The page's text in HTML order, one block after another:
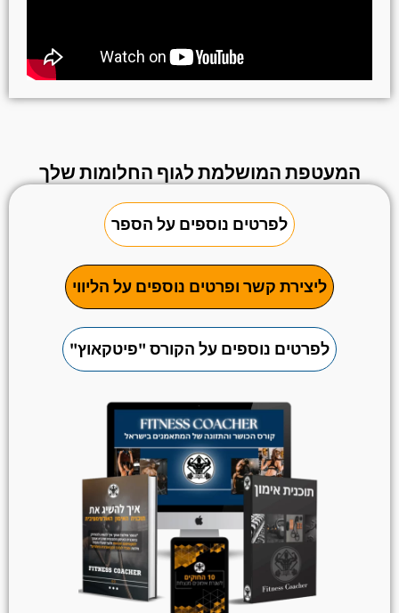
המעטפת המושלמת לגוף החלומות שלך
לפרטים נוספים על הספר
ליצירת קשר ופרטים נוספים על הליווי
לפרטים נוספים על הקורס "פיטקאוץ"